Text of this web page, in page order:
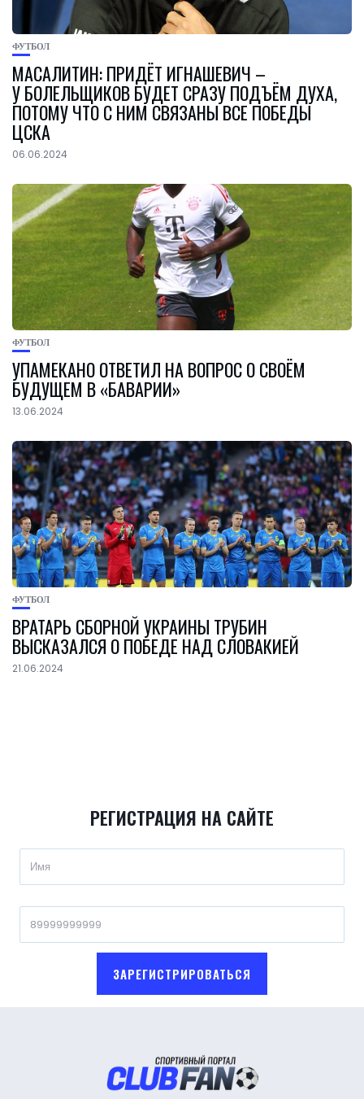
ФУТБОЛ
МАСАЛИТИН: ПРИДЁТ ИГНАШЕВИЧ –
У БОЛЕЛЬЩИКОВ БУДЕТ СРАЗУ ПОДЪЁМ ДУХА,
ПОТОМУ ЧТО С НИМ СВЯЗАНЫ ВСЕ ПОБЕДЫ
ЦСКА
06.06.2024
ФУТБОЛ
УПАМЕКАНО ОТВЕТИЛ НА ВОПРОС О СВОЁМ
БУДУЩЕМ В «БАВАРИИ»
13.06.2024
ФУТБОЛ
ВРАТАРЬ СБОРНОЙ УКРАИНЫ ТРУБИН
ВЫСКАЗАЛСЯ О ПОБЕДЕ НАД СЛОВАКИЕЙ
21.06.2024
РЕГИСТРАЦИЯ НА САЙТЕ
ЗАРЕГИСТРИРОВАТЬСЯ